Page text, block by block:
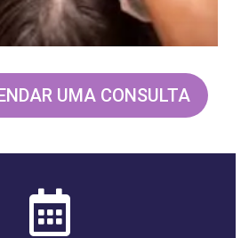
UMA CONSULTA